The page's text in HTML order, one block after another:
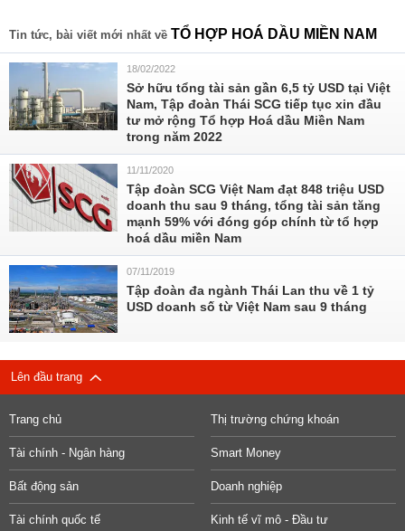
Tin tức, bài viết mới nhất về TỔ HỢP HOÁ DẦU MIỀN NAM
18/02/2022
Sở hữu tổng tài sản gần 6,5 tỷ USD tại Việt
Nam, Tập đoàn Thái SCG tiếp tục xin đầu
tư mở rộng Tổ hợp Hoá dầu Miền Nam
trong năm 2022
11/11/2020
Tập đoàn SCG Việt Nam đạt 848 triệu USD
doanh thu sau 9 tháng, tổng tài sản tăng
mạnh 59% với đóng góp chính từ tổ hợp
hoá dầu miền Nam
07/11/2019
Tập đoàn đa ngành Thái Lan thu về 1 tỷ
USD doanh số từ Việt Nam sau 9 tháng
Lên đầu trang
Trang chủ Thị trường chứng khoán
Tài chính - Ngân hàng Smart Money
Bất động sản Doanh nghiệp
Tài chính quốc tế Kinh tế vĩ mô - Đầu tư